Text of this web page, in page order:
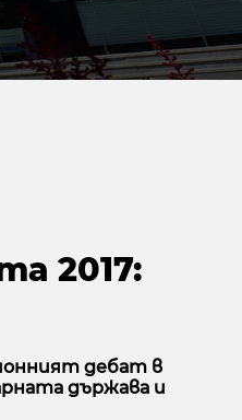
2017:
дебат в
държава и